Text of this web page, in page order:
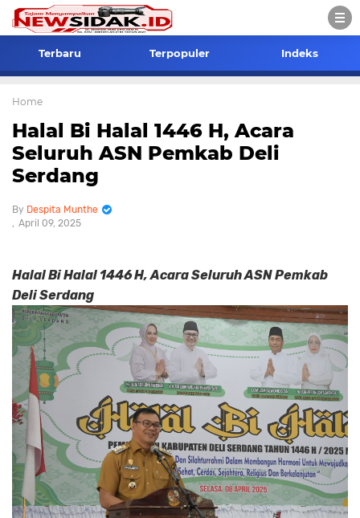
Terbaru Terpopuler Indeks
Home
Halal Bi Halal 1446 H, Acara
Seluruh ASN Pemkab Deli
Serdang
Despita Munthe
April 09, 2025
Halal Bi Halal 1446 H, Acara Seluruh ASN Pemkab
Deli Serdang